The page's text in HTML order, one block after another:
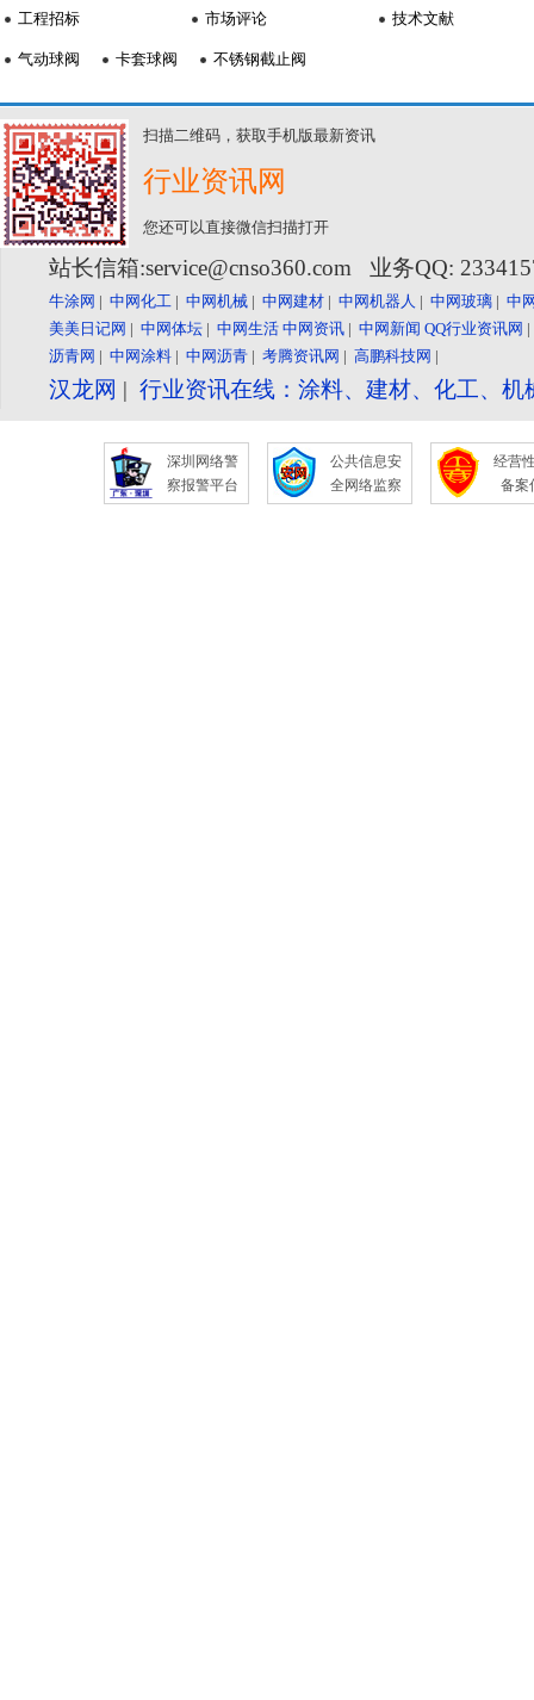
工程招标 市场评论 技术文献
气动球阀 卡套球阀 不锈钢截止阀
扫描二维码，获取手机版最新资讯
行业资讯网
您还可以直接微信扫描打开
站长信箱:service@cnso360.com 业务QQ:
牛涂网 | 中网化工 | 中网机械 | 中网建材 | 中网机器人 | 中网玻璃 | 中
美美日记网 | 中网体坛 | 中网生活 中网资讯 | 中网新闻 QQ行业资讯网
沥青网 | 中网涂料 | 中网沥青 | 考腾资讯网 | 高鹏科技网 |
汉龙网 | 行业资讯在线：涂料、建材、化工、
深圳网络警
察报警平台
公共信息安
全网络监察
经营
备案